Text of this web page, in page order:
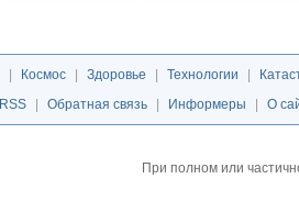
Космос Здоровье Технологии
RSS
Обратная связь Информеры О
При полном или